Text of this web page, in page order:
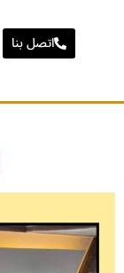
اتصل بنا